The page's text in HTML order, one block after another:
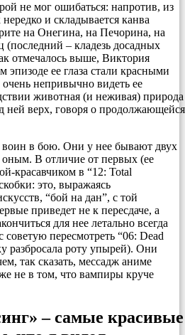
не мог ошибаться: напротив, из
и складывается канва
на Онегина, на Печорина, на
(последний – кладезь досадных
отмечалось выше, Виктория
эпизоде ее глаза стали красными
непривычно видеть ее
животная (и неживая) природа
ней верх, говоря о продолжающейся
воин в бою. Они у нее бывают двух
оным. В отличие от первых (ее
красавчиком в “12: Total
это, выражаясь
“бой на дан”, с той
приведет не к пересдаче, а
для нее летально всегда
пересмотреть “06: Dead
разбросала роту упырей). Они
так сказать, мессадж аниме
не в том, что вампиры круче
– самые красивые